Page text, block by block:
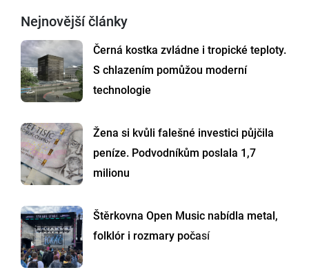
Nejnovější články
Černá kostka zvládne i tropické teploty.
S chlazením pomůžou moderní
technologie
Žena si kvůli falešné investici půjčila
peníze. Podvodníkům poslala 1,7
milionu
Štěrkovna Open Music nabídla metal,
folklór i rozmary počasí